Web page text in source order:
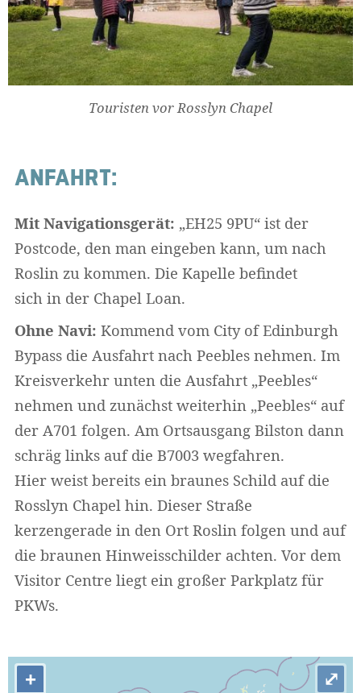
Touristen vor Rosslyn Chapel
ANFAHRT:
Mit Navigationsgerät: „EH25 9PU“ ist der
Postcode, den man eingeben kann, um nach
Roslin zu kommen. Die Kapelle befindet
sich in der Chapel Loan.
Ohne Navi: Kommend vom City of Edinburgh
Bypass die Ausfahrt nach Peebles nehmen. Im
Kreisverkehr unten die Ausfahrt „Peebles“
nehmen und zunächst weiterhin „Peebles“ auf
der A701 folgen. Am Ortsausgang Bilston dann
schräg links auf die B7003 wegfahren.
Hier weist bereits ein braunes Schild auf die
Rosslyn Chapel hin. Dieser Straße
kerzengerade in den Ort Roslin folgen und auf
die braunen Hinweisschilder achten. Vor dem
Visitor Centre liegt ein großer Parkplatz für
PKWs.